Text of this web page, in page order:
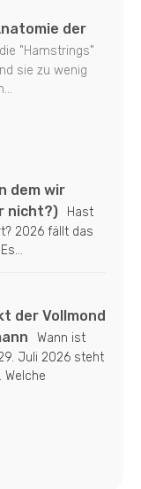
der
"Hamstrings"
sie zu wenig
dem wir
nicht?)
Hast
2026 fällt das
der Vollmond
Wann ist
Juli 2026 steht
Welche